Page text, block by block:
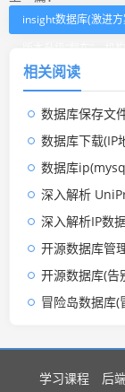
insight数据库(激进
丨A股线索)
相关阅读
数据库保存文件
数据库下载(IP
数据库
深入解析
深入解析IP数
开源数据库管理工具(
开源数据库(告别
冒险岛数据库(冒险
学习课程 后